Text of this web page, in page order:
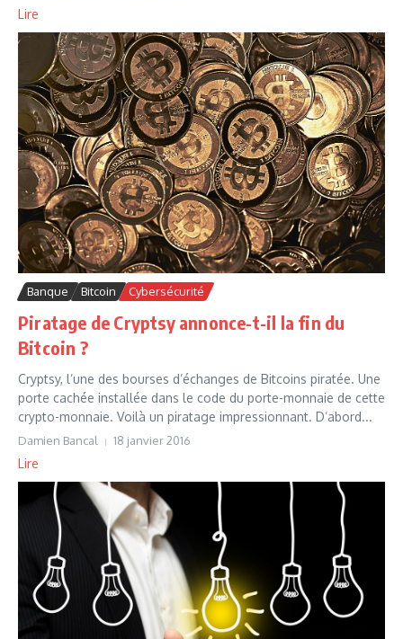
Lire
Banque Bitcoin Cybersécurité
Piratage de Cryptsy annonce-t-il la fin du
Bitcoin ?
Cryptsy, l’une des bourses d’échanges de Bitcoins piratée. Une
porte cachée installée dans le code du porte-monnaie de cette
crypto-monnaie. Voilà un piratage impressionnant. D’abord...
Damien Bancal 18 janvier 2016
Lire